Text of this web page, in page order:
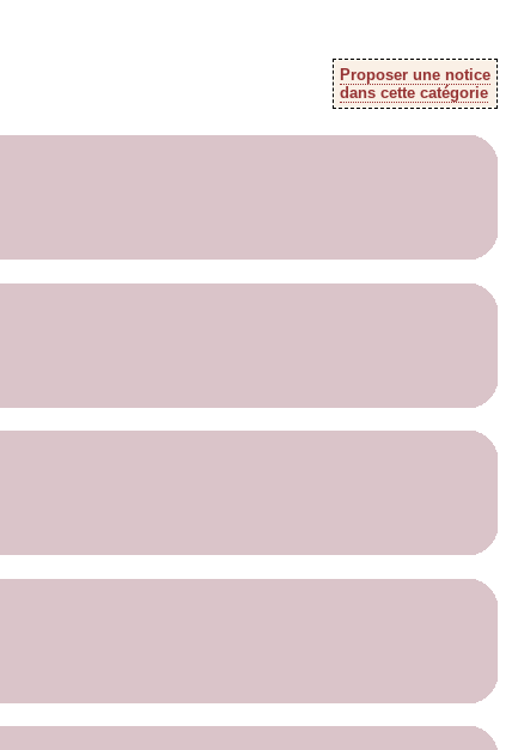
Proposer une notice
dans cette catégorie